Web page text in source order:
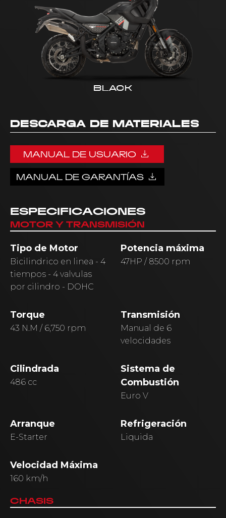
BLACK
DESCARGA DE MATERIALES
MANUAL DE USUARIO
MANUAL DE GARANTÍAS
ESPECIFICACIONES
MOTOR Y TRANSMISIÓN
Tipo de Motor
Bicilindrico en linea - 4
tiempos - 4 valvulas
por cilindro - DOHC
Potencia máxima
47HP / 8500 rpm
Torque
43 N.M / 6,750 rpm
Transmisión
Manual de 6
velocidades
Cilindrada
486 cc
Sistema de
Combustión
Euro V
Arranque
E-Starter
Refrigeración
Liquida
Velocidad Máxima
160 km/h
CHASIS